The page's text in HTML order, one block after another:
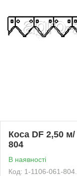
Коса DF 2,50 м/
804
В наявності
Код: 1-1106-061-